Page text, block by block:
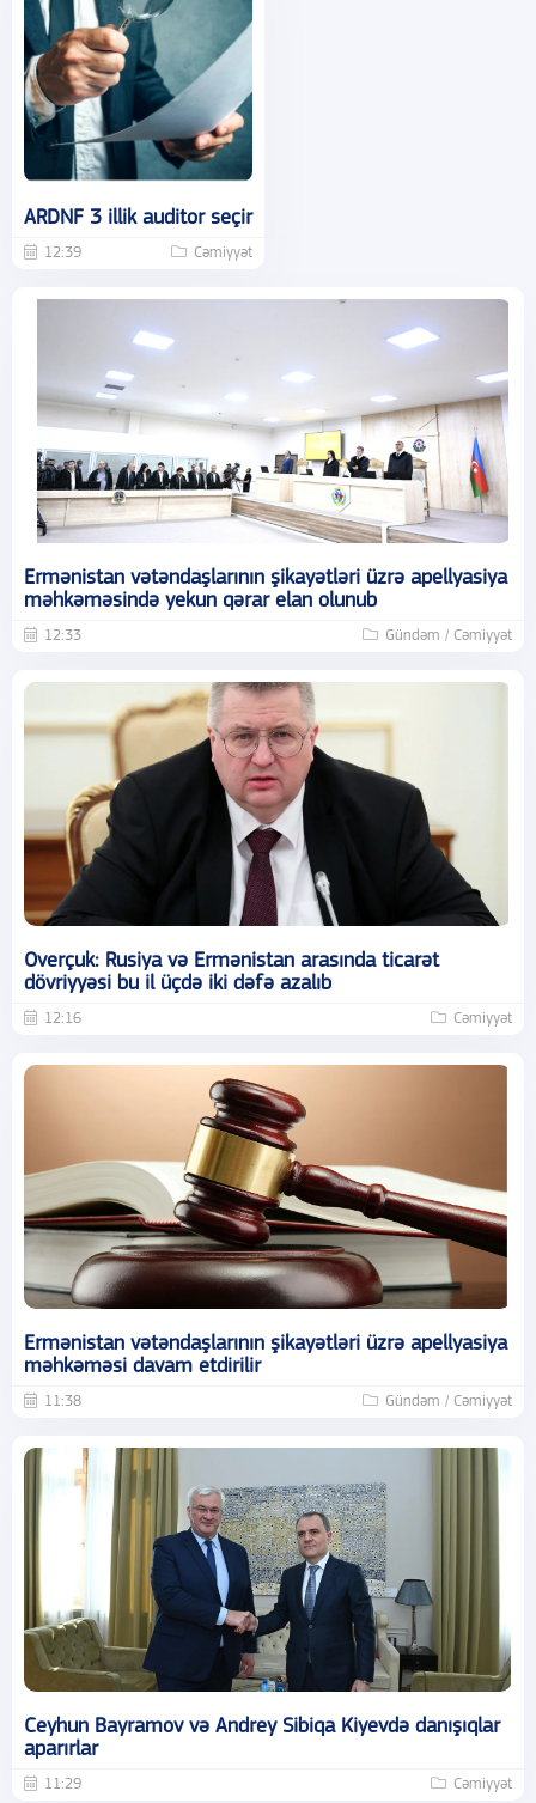
ARDNF 3 illik auditor seçir
12:39 Cəmiyyət
Ermənistan vətəndaşlarının şikayətləri üzrə apellyasiya
məhkəməsində yekun qərar elan olunub
12:33 Gündəm / Cəmiyyət
Overçuk: Rusiya və Ermənistan arasında ticarət
dövriyyəsi bu il üçdə iki dəfə azalıb
12:16 Cəmiyyət
Ermənistan vətəndaşlarının şikayətləri üzrə apellyasiya
məhkəməsi davam etdirilir
11:38 Gündəm / Cəmiyyət
Ceyhun Bayramov və Andrey Sibiqa Kiyevdə danışıqlar
aparırlar
11:29 Cəmiyyət